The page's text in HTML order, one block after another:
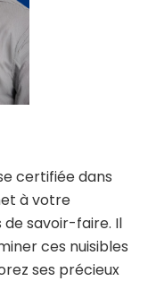
certifiée dans
à votre
de savoir-faire. Il
ces nuisibles
ses précieux